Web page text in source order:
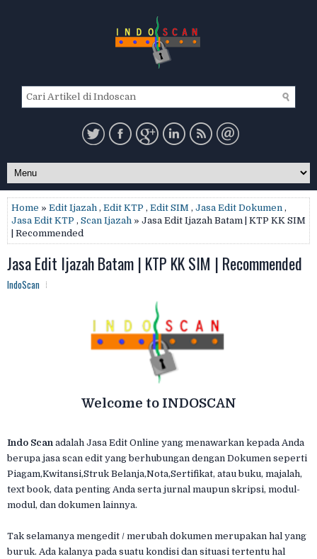
Home » Edit Ijazah , Edit KTP , Edit SIM , Jasa Edit Dokumen ,
Jasa Edit KTP , Scan Ijazah » Jasa Edit Ijazah Batam | KTP KK SIM
| Recommended
Jasa Edit Ijazah Batam | KTP KK SIM | Recommended
IndoScan
Welcome to INDOSCAN
Indo Scan adalah Jasa Edit Online yang menawarkan kepada Anda
berupa jasa scan edit yang berhubungan dengan Dokumen seperti
Piagam,Kwitansi,Struk Belanja,Nota,Sertifikat, atau buku, majalah,
text book, data penting Anda serta jurnal maupun skripsi, modul-
modul, dan dokumen lainnya.
Tak selamanya mengedit / merubah dokumen merupakan hal yang
buruk. Ada kalanya pada suatu kondisi dan situasi tertentu hal